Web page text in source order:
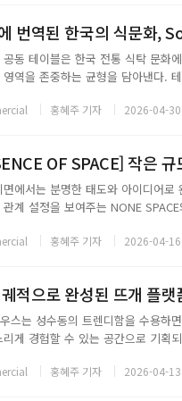
번역된 한국의 식문화,
공동 테이블은 한국 전통 식탁 문화
영역을 존중하는 균형을 담아낸다.
일은 공간에 리듬과 긴장감을 더한다
홍혜주 기자 2026-04-
OF SPACE] 작은
면에서는 분명한 태도와 아이디어
관계 설정을 보여주는 NONE
적 안에서 기능적 논리와 브랜드 경
홍혜주 기자 2026-04-
적으로 완성된 뜨개 플
스는 성수동의 트렌디함을 수용하
리게 경험할 수 있는 공간으로 기획
색감과 촉감을 체험할 수 있도록 전
홍혜주 기자 2026-04-